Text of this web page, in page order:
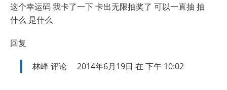
这个幸运码 我卡了一下 卡出无限抽奖了 可以一直抽 抽
什么 是什么
回复
林峰 评论 2014年6月19日 在 下午 10:02